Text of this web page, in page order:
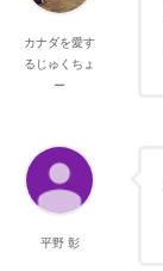
カナダを愛す
るじゅくちょ
ー
平野 彰